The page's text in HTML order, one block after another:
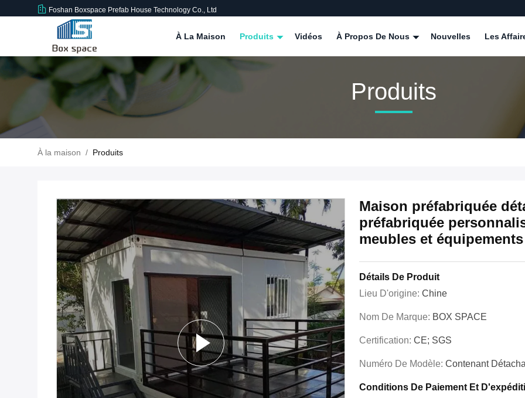
Foshan Boxspace Prefab House Technology Co., Ltd
À La Maison Produits Vidéos À Propos De Nous Nouvelles Les
Produits
À la maison / Produits
Maison préfabriquée
préfabriquée
meubles et équipements
Détails De Produit
Lieu D'origine: Chine
Nom De Marque: BOX SPACE
Certification: CE; SGS
Numéro De Modèle: Contenant
Conditions De Paiement Et